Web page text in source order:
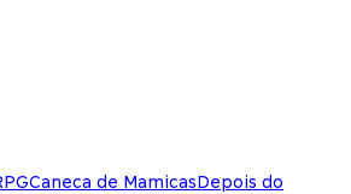
Caneca de MamicasDepois do